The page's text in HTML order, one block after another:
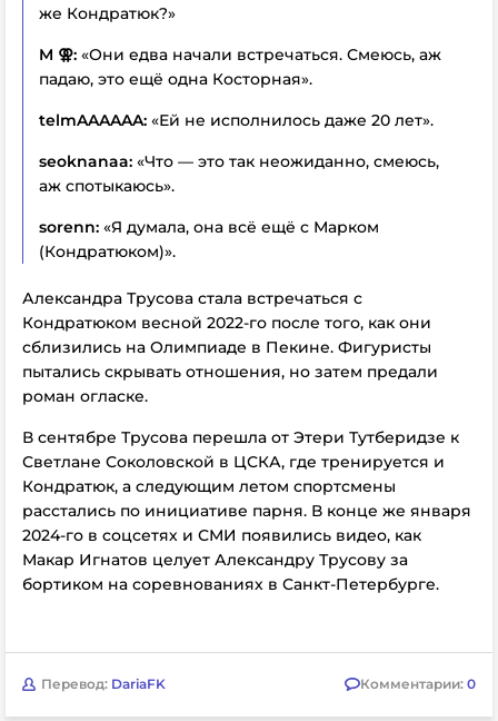
же Кондратюк?»
M ⚢: «Они едва начали встречаться. Смеюсь, аж
падаю, это ещё одна Косторная».
telmAAAAAA: «Ей не исполнилось даже 20 лет».
seoknanaa: «Что — это так неожиданно, смеюсь,
аж спотыкаюсь».
sorenn: «Я думала, она всё ещё с Марком
(Кондратюком)».
Александра Трусова стала встречаться с
Кондратюком весной 2022-го после того, как они
сблизились на Олимпиаде в Пекине. Фигуристы
пытались скрывать отношения, но затем предали
роман огласке.
В сентябре Трусова перешла от Этери Тутберидзе к
Светлане Соколовской в ЦСКА, где тренируется и
Кондратюк, а следующим летом спортсмены
расстались по инициативе парня. В конце же января
2024-го в соцсетях и СМИ появились видео, как
Макар Игнатов целует Александру Трусову за
бортиком на соревнованиях в Санкт-Петербурге.
Перевод: DariaFK Комментарии: 0